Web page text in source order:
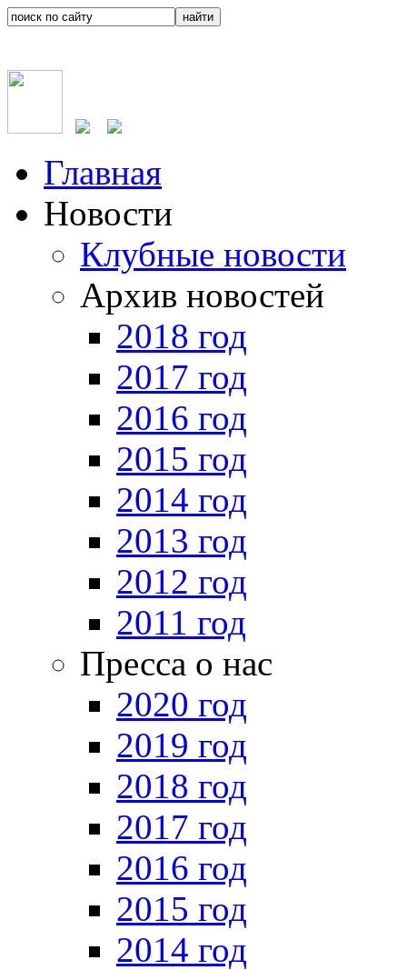
Главная
Новости
Клубные новости
Архив новостей
2018 год
2017 год
2016 год
2015 год
2014 год
2013 год
2012 год
2011 год
Пресса о нас
2020 год
2019 год
2018 год
2017 год
2016 год
2015 год
2014 год